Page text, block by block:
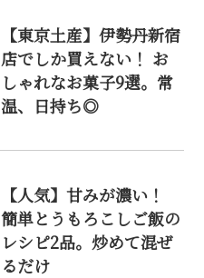
【東京土産】伊勢丹新宿
店でしか買えない！ お
しゃれなお菓子9選。常
温、日持ち◎
【人気】甘みが濃い！
簡単とうもろこしご飯の
レシピ2品。炒めて混ぜ
るだけ